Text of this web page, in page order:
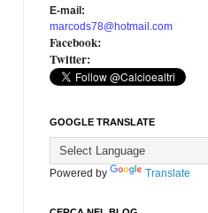
E-mail:
marcods78@hotmail.com
Facebook:
Twitter:
GOOGLE TRANSLATE
Powered by Translate